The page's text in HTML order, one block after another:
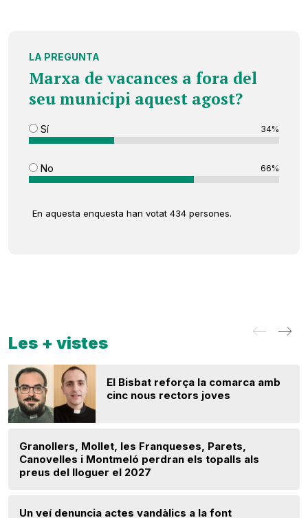
LA PREGUNTA
Marxa de vacances a fora del
seu municipi aquest agost?
Sí 34%
No 66%
En aquesta enquesta han votat 434 persones.
Les + vistes
El Bisbat reforça la comarca amb
cinc nous rectors joves
Granollers, Mollet, les Franqueses, Parets,
Canovelles i Montmeló perdran els topalls als
preus del lloguer el 2027
Un veí denuncia actes vandàlics a la font